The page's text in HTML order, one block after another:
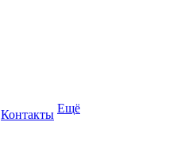
Контакты Ещё